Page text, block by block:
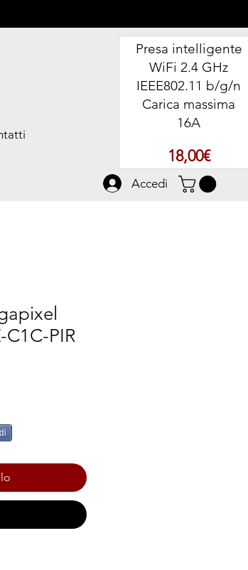
Presa intelligente
WiFi 2.4 GHz
IEEE802.11 b/g/n
Carica massima
16A
18,00€
Accedi
PIR